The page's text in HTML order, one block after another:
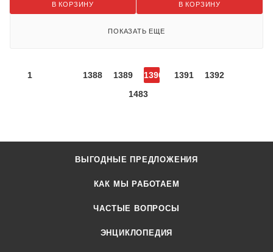
В КОРЗИНУ В КОРЗИНУ
ПОКАЗАТЬ ЕЩЕ
1 1388 1389 1390 1391
1392
1483
ВЫГОДНЫЕ ПРЕДЛОЖЕНИЯ
КАК МЫ РАБОТАЕМ
ЧАСТЫЕ ВОПРОСЫ
ЭНЦИКЛОПЕДИЯ